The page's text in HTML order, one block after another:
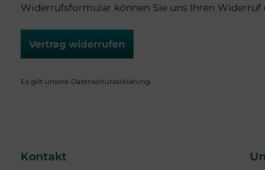
Widerrufsformular können Sie uns Ihren
Vertrag widerrufen
Es gilt unsere Datenschutzerklärung.
Kontakt